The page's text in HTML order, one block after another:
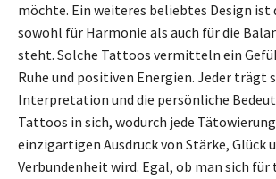
möchte. Ein weiteres beliebtes Design ist
sowohl für Harmonie als auch für die
steht. Solche Tattoos vermitteln ein
Ruhe und positiven Energien. Jeder trägt
Interpretation und die persönliche
Tattoos in sich, wodurch jede
einzigartigen Ausdruck von Stärke, Glück
Verbundenheit wird. Egal, ob man sich